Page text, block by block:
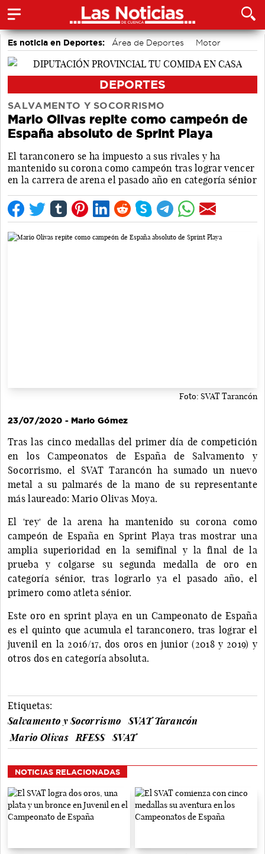
Es noticia en Deportes: Área de Deportes
Motor
Bádminton
DEPORTES
SALVAMENTO Y SOCORRISMO
Mario Olivas repite como campeón de
España absoluto de Sprint Playa
El taranconero se ha impuesto a sus rivales y ha
mantenido su corona como campeón tras lograr vencer
en la carrera de arena el pasado año en categoría sénior
Foto: SVAT Tarancón
23/07/2020 - Mario Gómez
Tras las cinco medallas del primer día de competición
en los Campeonatos de España de Salvamento y
Socorrismo, el SVAT Tarancón ha sumado un nuevo
metal a su palmarés de la mano de su representante
más laureado: Mario Olivas Moya.
El 'rey' de la arena ha mantenido su corona como
campeón de España en Sprint Playa tras mostrar una
amplia superioridad en la semifinal y la final de la
prueba y colgarse su segunda medalla de oro en
categoría sénior, tras lograrlo ya el pasado año, el
primero como atleta sénior.
Este oro en sprint playa en un Campeonato de España
es el quinto que acumula el taranconero, tras lograr el
juvenil en la 2016/17, dos oros en junior (2018 y 2019) y
otros dos en categoría absoluta.
Etiquetas:
Salvamento y Socorrismo
SVAT Tarancón
Mario Olivas
RFESS SVAT
NOTICIAS RELACIONADAS